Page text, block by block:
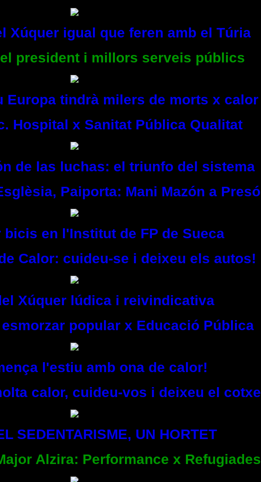
Xúquer igual que feren amb el Túria
president i millors serveis públics
Europa tindrà milers de morts x calor
Hospital x Sanitat Pública Qualitat
de las luchas: el triunfo del sistema
Paiporta: Mani Mazón a Presó
bicis en l'Institut de FP de Sueca
Calor: cuideu-se i deixeu els autos!
Xúquer lúdica i reivindicativa
popular x Educació Pública
l'estiu amb ona de calor!
calor, cuideu-vos i deixeu el cotxe
SEDENTARISME, UN HORTET
Alzira: Performance x Refugiades